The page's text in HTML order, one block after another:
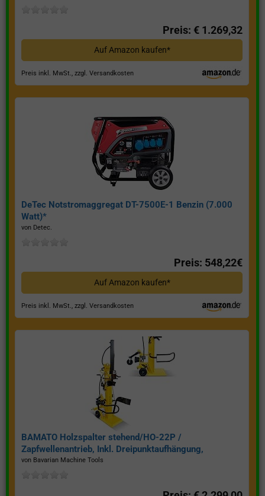
Preis: € 1.269,32
Auf Amazon kaufen*
Preis inkl. MwSt., zzgl. Versandkosten
DeTec Notstromaggregat DT-7500E-1 Benzin (7.000
Watt)*
von Detec.
Preis: 548,22€
Auf Amazon kaufen*
Preis inkl. MwSt., zzgl. Versandkosten
BAMATO Holzspalter stehend/HO-22P /
Zapfwellenantrieb, Inkl. Dreipunktaufhängung,
Spaltkraft 22 Tonnen*
von Bavarian Machine Tools